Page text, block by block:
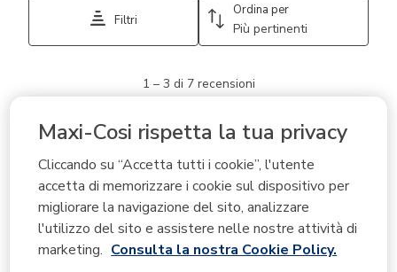
Maxi-Cosi rispetta la tua privacy
Cliccando su “Accetta tutti i cookie”, l'utente
accetta di memorizzare i cookie sul dispositivo per
migliorare la navigazione del sito, analizzare
l'utilizzo del sito e assistere nelle nostre attività di
marketing. Consulta la nostra Cookie Policy.
Filtri
Ordina per
Più pertinenti
recensioni.
1 – 3 di 7 recensioni
1 su 5 stelle.
Non reçu et aucun geste fait
AnnaGo
ACQUIRENTE VERIFICATO
11 mesi fa
Après 10 jours d’attente, j’ai du contacter le service